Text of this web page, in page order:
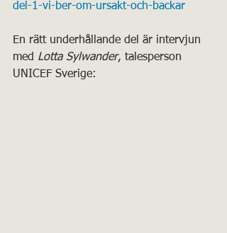
del-1-vi-ber-om-ursakt-och-backar
En rätt underhållande del är intervjun
med Lotta Sylwander, talesperson
UNICEF Sverige: